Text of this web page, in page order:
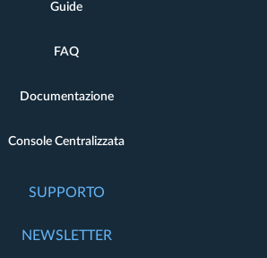
Guide
FAQ
Documentazione
Console Centralizzata
SUPPORTO
NEWSLETTER